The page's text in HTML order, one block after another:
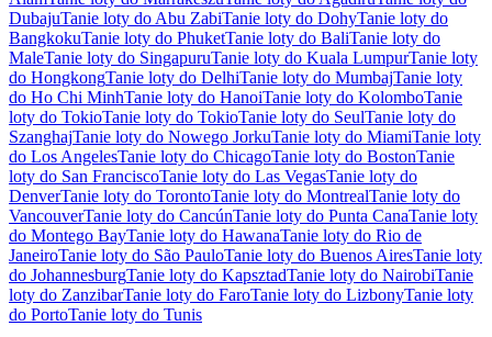
DubajuTanie loty do Abu ZabiTanie loty do DohyTanie loty do
BangkokuTanie loty do PhuketTanie loty do BaliTanie loty do
MaleTanie loty do SingapuruTanie loty do Kuala LumpurTanie loty
do HongkongTanie loty do DelhiTanie loty do MumbajTanie loty
do Ho Chi MinhTanie loty do HanoiTanie loty do KolomboTanie
loty do TokioTanie loty do TokioTanie loty do SeulTanie loty do
SzanghajTanie loty do Nowego JorkuTanie loty do MiamiTanie loty
do Los AngelesTanie loty do ChicagoTanie loty do BostonTanie
loty do San FranciscoTanie loty do Las VegasTanie loty do
DenverTanie loty do TorontoTanie loty do MontrealTanie loty do
VancouverTanie loty do CancúnTanie loty do Punta CanaTanie loty
do Montego BayTanie loty do HawanaTanie loty do Rio de
JaneiroTanie loty do São PauloTanie loty do Buenos AiresTanie loty
do JohannesburgTanie loty do KapsztadTanie loty do NairobiTanie
loty do ZanzibarTanie loty do FaroTanie loty do LizbonyTanie loty
do PortoTanie loty do Tunis